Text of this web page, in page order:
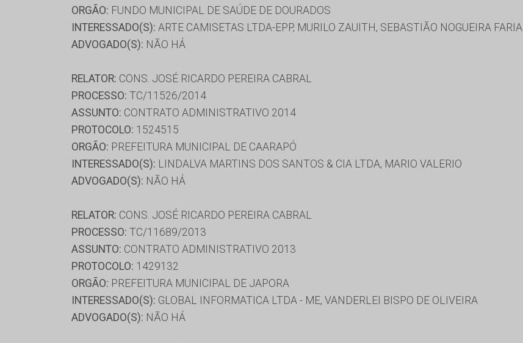
ORGÃO: FUNDO MUNICIPAL DE SAÚDE DE DOURADOS
INTERESSADO(S): ARTE CAMISETAS LTDA-EPP, MURILO ZAUITH, SEBASTIÃO NOGUEIRA FARIA
ADVOGADO(S): NÃO HÁ
RELATOR: CONS. JOSÉ RICARDO PEREIRA CABRAL
PROCESSO: TC/11526/2014
ASSUNTO: CONTRATO ADMINISTRATIVO 2014
PROTOCOLO: 1524515
ORGÃO: PREFEITURA MUNICIPAL DE CAARAPÓ
INTERESSADO(S): LINDALVA MARTINS DOS SANTOS & CIA LTDA, MARIO VALERIO
ADVOGADO(S): NÃO HÁ
RELATOR: CONS. JOSÉ RICARDO PEREIRA CABRAL
PROCESSO: TC/11689/2013
ASSUNTO: CONTRATO ADMINISTRATIVO 2013
PROTOCOLO: 1429132
ORGÃO: PREFEITURA MUNICIPAL DE JAPORA
INTERESSADO(S): GLOBAL INFORMATICA LTDA - ME, VANDERLEI BISPO DE OLIVEIRA
ADVOGADO(S): NÃO HÁ